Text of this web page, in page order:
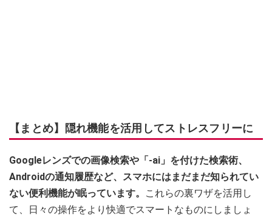
【まとめ】隠れ機能を活用してストレスフリーに
Googleレンズでの画像検索や「-ai」を付けた検索術、
Androidの通知履歴など、スマホにはまだまだ知られてい
ない便利機能が眠っています。
これらの裏ワザを活用し
て、日々の操作をより快適でスマートなものにしましょ